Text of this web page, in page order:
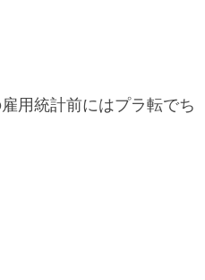
用統計前にはプラ転でち